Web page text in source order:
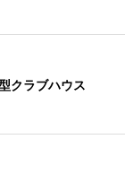
クラブハウス